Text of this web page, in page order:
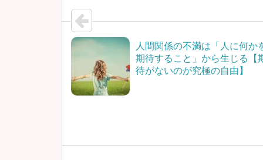
人間関係の不満は「人に何か
期待すること」から生じる【
待がないのが究極の自由】